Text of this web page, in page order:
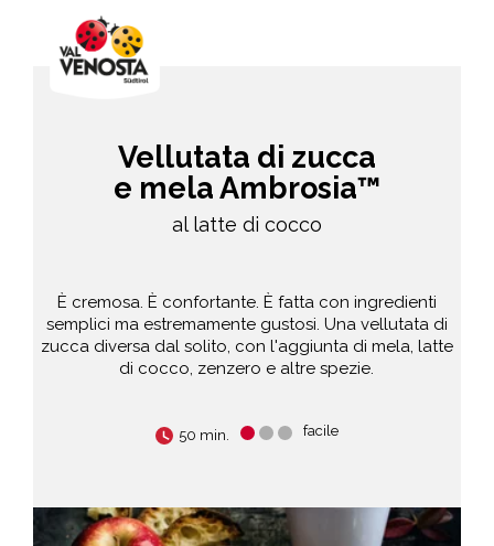
Vellutata di zucca
e mela Ambrosia™
al latte di cocco
È cremosa. È confortante. È fatta con ingredienti
semplici ma estremamente gustosi. Una vellutata di
zucca diversa dal solito, con l'aggiunta di mela, latte
di cocco, zenzero e altre spezie.
50 min. facile